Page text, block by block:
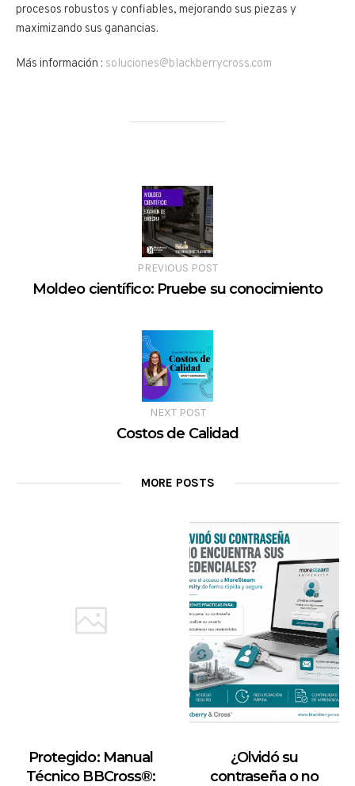
procesos robustos y confiables, mejorando sus piezas y
maximizando sus ganancias.
Más información : soluciones@blackberrycross.com
PREVIOUS POST
Moldeo científico: Pruebe su conocimiento
NEXT POST
Costos de Calidad
MORE POSTS
Protegido: Manual
Técnico BBCross®:
¿Olvidó su
contraseña o no